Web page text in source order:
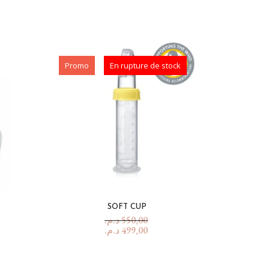
Promo En rupture de stock
SOFT CUP
550,00د.م.
499,00 د.م.